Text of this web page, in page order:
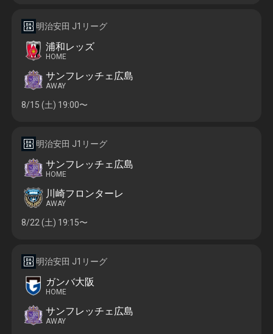
明治安田 J1リーグ
浦和レッズ
HOME
サンフレッチェ広島
AWAY
8/15 (土) 19:00〜
明治安田 J1リーグ
サンフレッチェ広島
HOME
川崎フロンターレ
AWAY
8/22 (土) 19:15〜
明治安田 J1リーグ
ガンバ大阪
HOME
サンフレッチェ広島
AWAY